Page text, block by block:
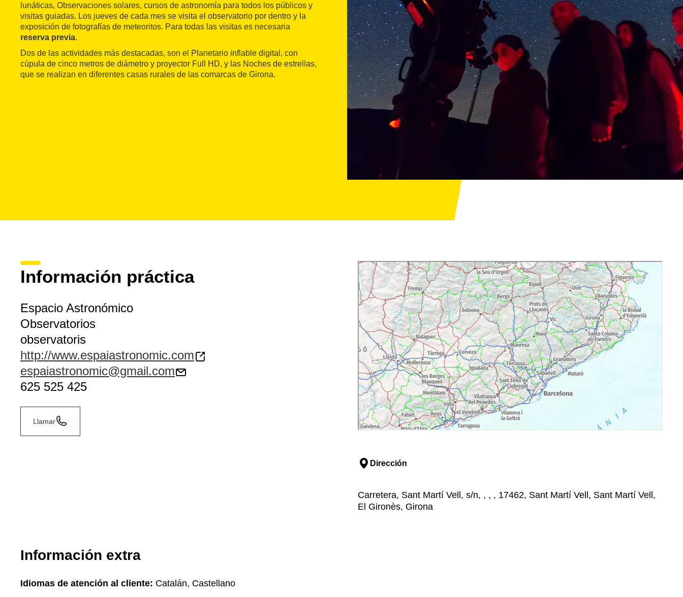
lunáticas, Observaciones solares, cursos de astronomía para todos los públicos y
visitas guiadas. Los jueves de cada mes se visita el observatorio por dentro y la
exposición de fotografías de meteoritos. Para todas las visitas es necesaria
reserva previa.
Dos de las actividades más destacadas, son el Planetario inflable digital, con
cúpula de cinco metros de diámetro y proyector Full HD, y las Noches de estrellas,
que se realizan en diferentes casas rurales de las comarcas de Girona.
Información práctica
Espacio Astronómico
Observatorios
observatoris
http://www.espaiastronomic.com
espaiastronomic@gmail.com
625 525 425
Llamar
Dirección
Carretera, Sant Martí Vell, s/n, , , , 17462, Sant Martí Vell, Sant Martí Vell,
El Gironès, Girona
Información extra
Idiomas de atención al cliente: Catalán, Castellano